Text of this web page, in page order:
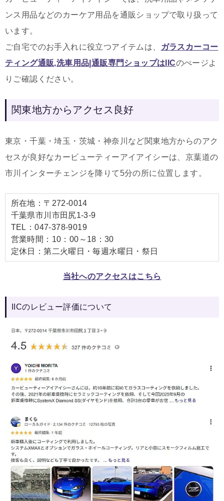
ンス用品などのカーケア用品を通販ショップで取り扱って
います。
ご自宅でのお手入れに役立つアイテムは
ガラスカーコー
ティング通販,洗車用品|通販専門ショップはIICのぺージよ
りご確認ください。
関東地方からアクセス良好
東京・千葉・埼玉・茨城・神奈川など関東地方からのアク
セスが良好なカービューティーアイアイシーは、京葉道の
市川インターチェンジを降りて5分の所に位置します。
所在地：〒272-0014
千葉県市川市田尻1-3-9
TEL：047-378-9019
営業時間：10：00～18：30
定休日：第二火曜日・毎週水曜日・祭日
当社へのアクセスはこちら
IICのレビュー評価について